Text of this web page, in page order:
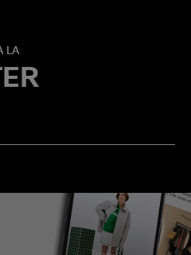
LA